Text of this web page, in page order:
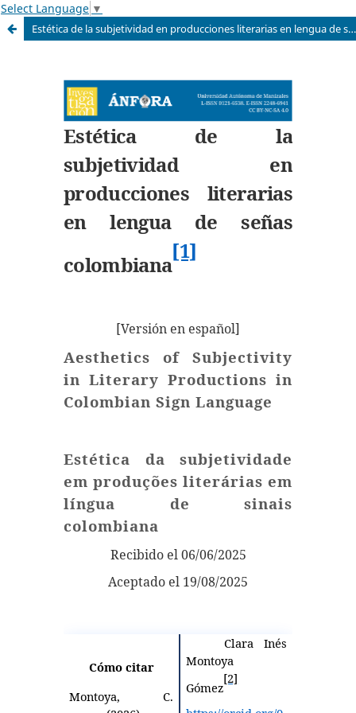
Select Language ▼
Estética de la subjetividad en producciones literarias en lengua de señas colombiana